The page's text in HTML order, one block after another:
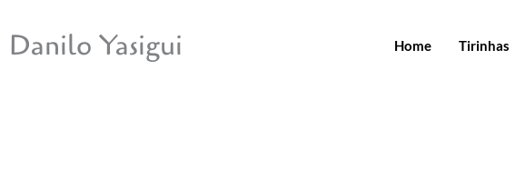
para
Danilo Yasigui Home Tirinhas